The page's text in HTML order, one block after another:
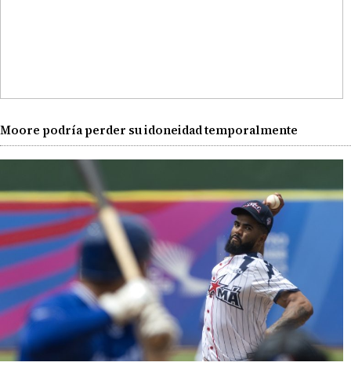
Moore podría perder su idoneidad temporalmente